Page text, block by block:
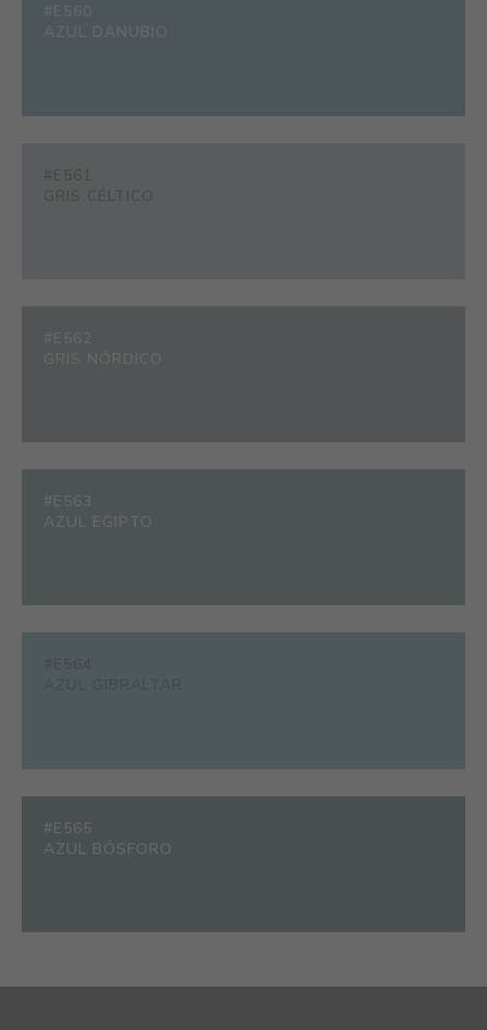
#E560
AZUL DANUBIO
#E562
GRIS NÓRDICO
#E563
AZUL EGIPTO
#E565
AZUL BÓSFORO